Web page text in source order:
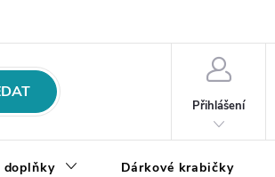
Přihlášení
doplňky Dárkové krabičky